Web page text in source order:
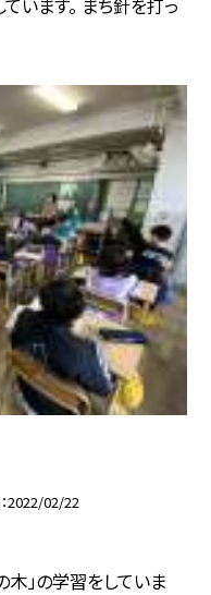
います。 まち針を打っ
2022/02/22
」の学習をしていま